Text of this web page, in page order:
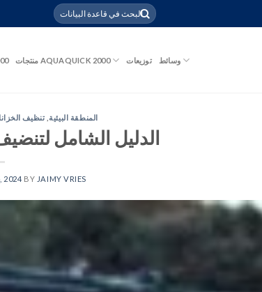
منتجات AQUAQUICK 2000 توزيعات وسائط
المنطقة البيئية, تنظيف
الدليل الشامل
2024 BY JAIMY VRIES